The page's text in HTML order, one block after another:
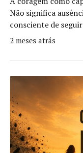
Não significa
consciente de
2 meses atrás